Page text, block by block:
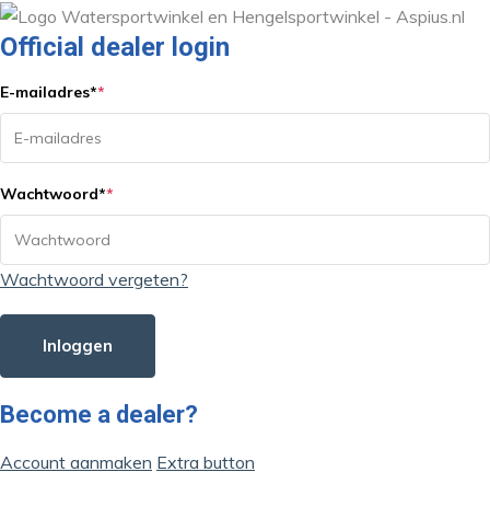
Official dealer login
E-mailadres**
Wachtwoord**
Wachtwoord vergeten?
Inloggen
Become a dealer?
Account aanmaken Extra button